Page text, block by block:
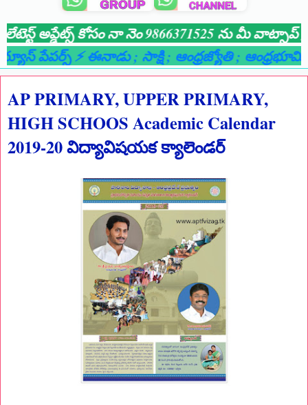
అప్డేట్స్ కోసం నా నెం 9866371525 ను మీ వాట్సాప్
పేపర్స్ ⚡ ఈనాడు; సాక్షి; ఆంధ్రజ్యోతి; ఆంధ్రభూమి;
AP PRIMARY, UPPER PRIMARY,
HIGH SCHOOS Academic Calendar
2019-20 విద్యావిషయక క్యాలెండర్